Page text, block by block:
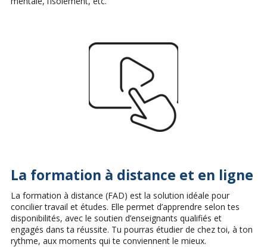
La formation à distance et en ligne
La formation à distance (FAD) est la solution idéale pour
concilier travail et études. Elle permet d’apprendre selon tes
disponibilités, avec le soutien d’enseignants qualifiés et
engagés dans ta réussite. Tu pourras étudier de chez toi, à ton
rythme, aux moments qui te conviennent le mieux.